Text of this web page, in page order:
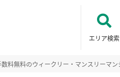
エリア検索
数料無料のウィークリー・マンスリーマ